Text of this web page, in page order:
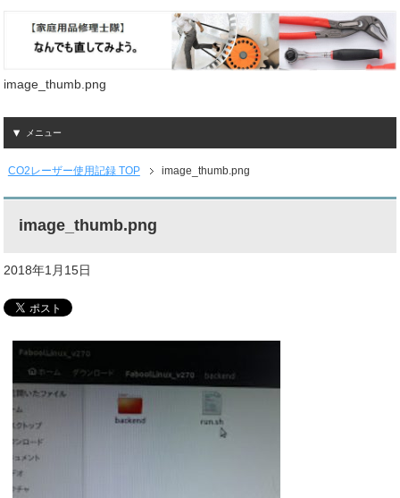
image_thumb.png
メニュー
CO2レーザー使用記録 TOP image_thumb.png
image_thumb.png
2018年1月15日